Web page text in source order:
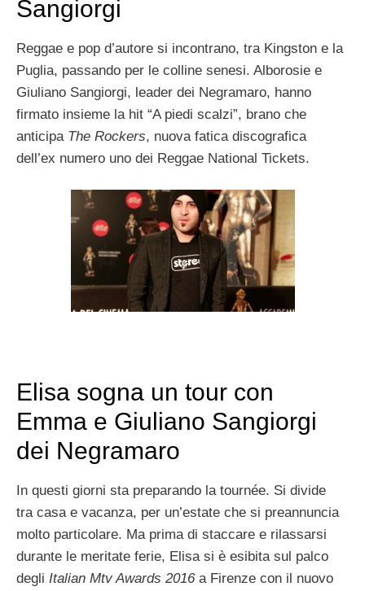
Sangiorgi
Reggae e pop d’autore si incontrano, tra Kingston e la
Puglia, passando per le colline senesi. Alborosie e
Giuliano Sangiorgi, leader dei Negramaro, hanno
firmato insieme la hit “A piedi scalzi”, brano che
anticipa The Rockers, nuova fatica discografica
dell’ex numero uno dei Reggae National Tickets.
Elisa sogna un tour con
Emma e Giuliano Sangiorgi
dei Negramaro
In questi giorni sta preparando la tournée. Si divide
tra casa e vacanza, per un’estate che si preannuncia
molto particolare. Ma prima di staccare e rilassarsi
durante le meritate ferie, Elisa si è esibita sul palco
degli Italian Mtv Awards 2016a Firenze con il nuovo